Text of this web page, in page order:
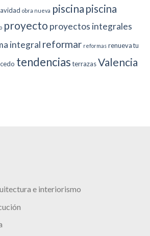
obra nueva piscina piscina
proyecto proyectos integrales
integral reformar reformas renueva tu
tendencias terrazasValencia
e interiorismo